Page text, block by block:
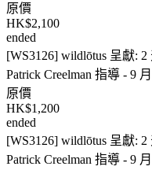
原價
HK$2,100
ended
[WS3126] wildlōtus 呈獻:
Patrick Creelman 指導 - 9
原價
HK$1,200
ended
[WS3126] wildlōtus 呈獻:
Patrick Creelman 指導 - 9